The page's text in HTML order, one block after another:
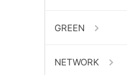
GREEN
NETWORK